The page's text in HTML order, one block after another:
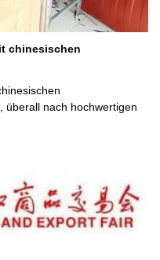
chinesischen
überall nach hochwertigen